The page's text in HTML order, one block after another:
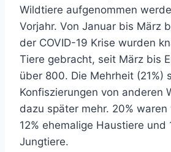
Wildtiere aufgenommen
Vorjahr. Von Januar bis März
der COVID-19 Krise wurden
Tiere gebracht, seit März bis
über 800. Die Mehrheit (21%)
Konfiszierungen von anderen
dazu später mehr. 20%
12% ehemalige Haustiere und
Jungtiere.